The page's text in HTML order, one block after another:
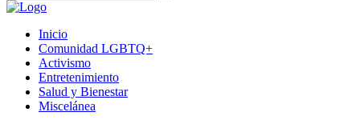
Inicio
Comunidad LGBTQ+
Activismo
Entretenimiento
Salud y Bienestar
Miscelánea